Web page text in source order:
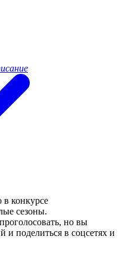
в конкурсе
сезоны.
но вы
и поделиться в соцсетях и